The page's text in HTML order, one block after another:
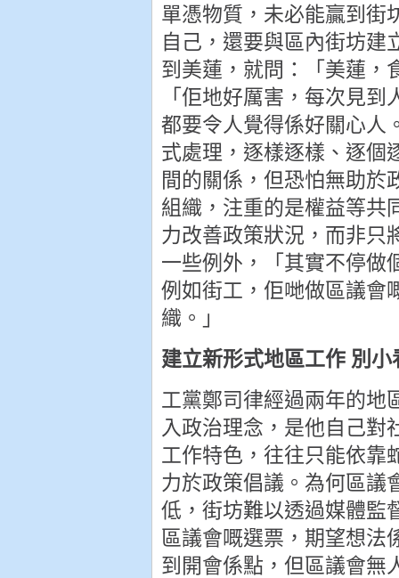
單憑物質，未必能贏到街
自己，還要與區內街坊建
到美蓮，就問：「美蓮，
「佢地好厲害，每次見
都要令人覺得係好關心人
式處理，逐樣逐樣、逐個
間的關係，但恐怕無助於
組織，注重的是權益等共
力改善政策狀況，而非只
一些例外，「其實不停做
例如街工，佢哋做區議會
織。」
建立新形式地區工作 別小
工黨鄭司律經過兩年的地
入政治理念，是他自己對
工作特色，往往只能依靠
力於政策倡議。為何區議
低，街坊難以透過媒體監
區議會嘅選票，期望想法
到開會係點，但區議會無